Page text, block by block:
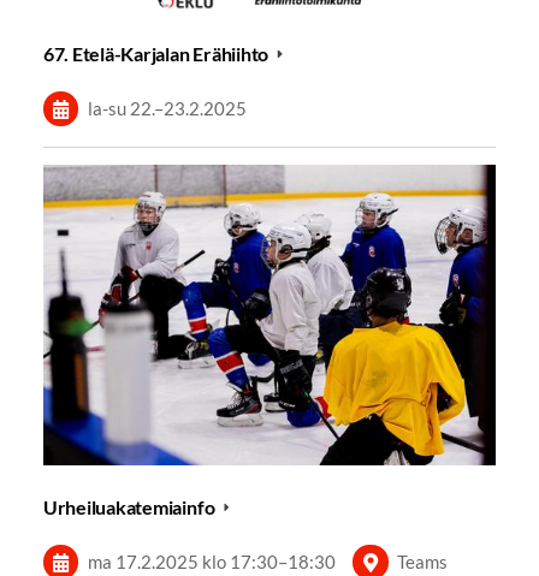
67. Etelä-Karjalan Erähiihto
la-su 22.–23.2.2025
Urheiluakatemiainfo
ma 17.2.2025 klo 17:30–18:30 Teams